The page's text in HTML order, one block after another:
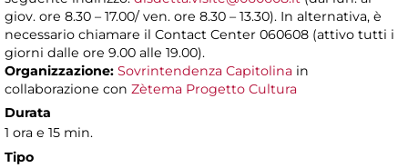
giov. ore 8.30 – 17.00/ ven. ore 8.30 – 13.30). In alternativa, è
necessario chiamare il Contact Center 060608 (attivo tutti i
giorni dalle ore 9.00 alle 19.00).
Organizzazione: Sovrintendenza Capitolina in
collaborazione con Zètema Progetto Cultura
Durata
1 ora e 15 min.
Tipo